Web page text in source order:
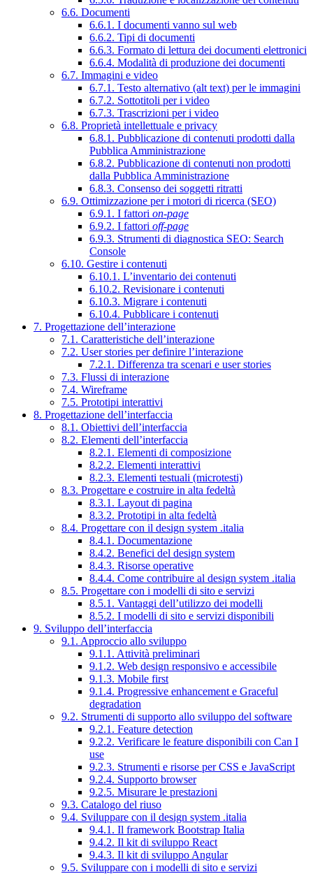
6.6. Documenti
6.6.1. I documenti vanno sul web
6.6.2. Tipi di documenti
6.6.3. Formato di lettura dei documenti elettronici
6.6.4. Modalità di produzione dei documenti
6.7. Immagini e video
6.7.1. Testo alternativo (alt text) per le immagini
6.7.2. Sottotitoli per i video
6.7.3. Trascrizioni per i video
6.8. Proprietà intellettuale e privacy
6.8.1. Pubblicazione di contenuti prodotti dalla
Pubblica Amministrazione
6.8.2. Pubblicazione di contenuti non prodotti
dalla Pubblica Amministrazione
6.8.3. Consenso dei soggetti ritratti
6.9. Ottimizzazione per i motori di ricerca (SEO)
6.9.1. I fattori on-page
6.9.2. I fattori off-page
6.9.3. Strumenti di diagnostica SEO: Search
Console
6.10. Gestire i contenuti
6.10.1. L’inventario dei contenuti
6.10.2. Revisionare i contenuti
6.10.3. Migrare i contenuti
6.10.4. Pubblicare i contenuti
7. Progettazione dell’interazione
7.1. Caratteristiche dell’interazione
7.2. User stories per definire l’interazione
7.2.1. Differenza tra scenari e user stories
7.3. Flussi di interazione
7.4. Wireframe
7.5. Prototipi interattivi
8. Progettazione dell’interfaccia
8.1. Obiettivi dell’interfaccia
8.2. Elementi dell’interfaccia
8.2.1. Elementi di composizione
8.2.2. Elementi interattivi
8.2.3. Elementi testuali (microtesti)
8.3. Progettare e costruire in alta fedeltà
8.3.1. Layout di pagina
8.3.2. Prototipi in alta fedeltà
8.4. Progettare con il design system .italia
8.4.1. Documentazione
8.4.2. Benefici del design system
8.4.3. Risorse operative
8.4.4. Come contribuire al design system .italia
8.5. Progettare con i modelli di sito e servizi
8.5.1. Vantaggi dell’utilizzo dei modelli
8.5.2. I modelli di sito e servizi disponibili
9. Sviluppo dell’interfaccia
9.1. Approccio allo sviluppo
9.1.1. Attività preliminari
9.1.2. Web design responsivo e accessibile
9.1.3. Mobile first
9.1.4. Progressive enhancement e Graceful
degradation
9.2. Strumenti di supporto allo sviluppo del software
9.2.1. Feature detection
9.2.2. Verificare le feature disponibili con Can I
use
9.2.3. Strumenti e risorse per CSS e JavaScript
9.2.4. Supporto browser
9.2.5. Misurare le prestazioni
9.3. Catalogo del riuso
9.4. Sviluppare con il design system .italia
9.4.1. Il framework Bootstrap Italia
9.4.2. Il kit di sviluppo React
9.4.3. Il kit di sviluppo Angular
9.5. Sviluppare con i modelli di sito e servizi